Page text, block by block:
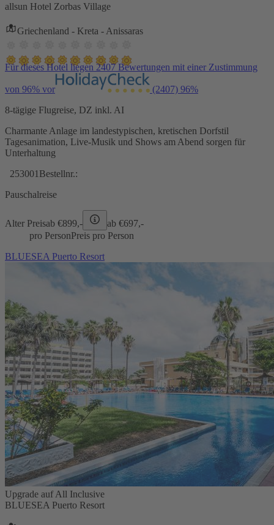
allsun Hotel Zorbas Village
Griechenland - Kreta - Anissaras
Für dieses Hotel liegen 2407 Bewertungen mit einer Zustimmung
von 96% vor (2407) 96%
8-tägige Flugreise, DZ inkl. AI
Charmante Anlage im landestypischen, kretischen Dorfstil
Tagesanimation, Live-Musik und Shows am Abend sorgen für
Unterhaltung
253001 Bestellnr.:
Pauschalreise
Alter Preisab €899,- ab €697,-
pro PersonPreis pro Person
BLUESEA Puerto Resort
Upgrade auf All Inclusive
BLUESEA Puerto Resort